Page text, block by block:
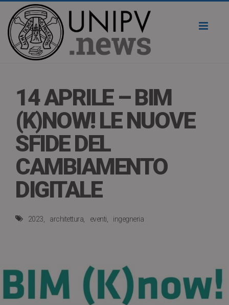
14 APRILE – BIM
(K)NOW! LE NUOVE
SFIDE DEL
CAMBIAMENTO
DIGITALE
2023 architettura eventi ingegneria